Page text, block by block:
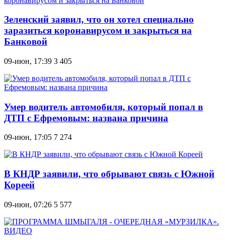
Зеленский заявил, что он хотел специально
заразиться коронавирусом и закрыться на
Банковой
09-июн, 17:39 3 405
Умер водитель автомобиля, который попал в
ДТП с Ефремовым: названа причина
09-июн, 17:05 7 274
В КНДР заявили, что обрывают связь с Южной
Кореей
09-июн, 07:26 5 577